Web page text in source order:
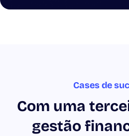
Cases de
Com uma
gestão